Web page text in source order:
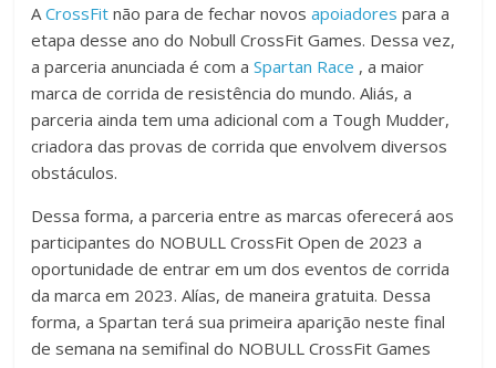
ACrossFit não para de fechar novosapoiadorespara a
etapa desse ano do Nobull CrossFit Games. Dessa vez,
a parceria anunciada é com aSpartan Race , a maior
marca de corrida de resistência do mundo. Aliás, a
parceria ainda tem uma adicional com a Tough Mudder,
criadora das provas de corrida que envolvem diversos
obstáculos.
Dessa forma, a parceria entre as marcas oferecerá aos
participantes do NOBULL CrossFit Open de 2023 a
oportunidade de entrar em um dos eventos de corrida
da marca em 2023. Alías, de maneira gratuita. Dessa
forma, a Spartan terá sua primeira aparição neste final
de semana na semifinal do NOBULL CrossFit Games